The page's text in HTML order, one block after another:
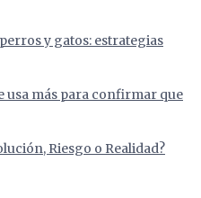
y gatos: estrategias
usa más para confirmar que
Riesgo o Realidad?